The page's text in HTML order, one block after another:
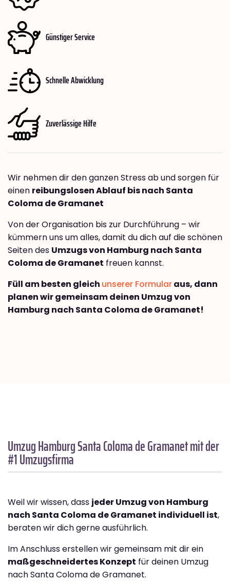
Günstiger Service
Schnelle Abwicklung
Zuverlässige Hilfe
Wir nehmen dir den ganzen Stress ab und sorgen für
einen reibungslosen Ablauf bis nach Santa
Coloma de Gramanet
Von der Organisation bis zur Durchführung – wir
kümmern uns um alles, damit du dich auf die schönen
Seiten des Umzugs von Hamburg nach Santa
Coloma de Gramanet freuen kannst.
Füll am besten gleich unserer Formularaus, dann
planen wir gemeinsam deinen Umzug von
Hamburg nach Santa Coloma de Gramanet!
Umzug HamburgSanta Coloma de Gramanetmit der
#1 Umzugsfirma
Weil wir wissen, dass jeder Umzug von Hamburg
nach Santa Coloma de Gramanet individuell ist,
beraten wir dich gerne ausführlich.
Im Anschluss erstellen wir gemeinsam mit dir ein
maßgeschneidertes Konzept für deinen Umzug
nach Santa Coloma de Gramanet.